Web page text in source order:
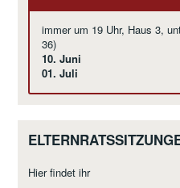
immer um 19 Uhr, Haus 3,
36)
10. Juni
01. Juli
Hier findet ihr